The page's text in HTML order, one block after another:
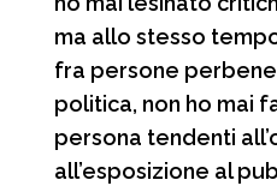
ma allo stesso
fra persone
politica, non ho mai
persona tendenti
all’esposizione al